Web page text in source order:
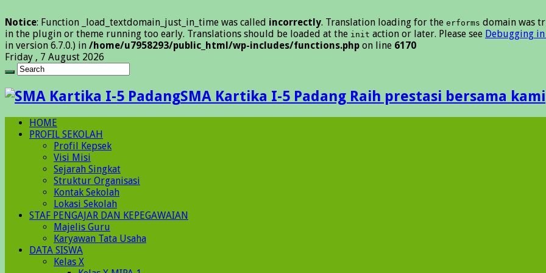
Notice: Function _load_textdomain_just_in_time was called incorrectly. Translation loading for the erforms domain was
in the plugin or theme running too early. Translations should be loaded at the init action or later. Please see Debugging
in version 6.7.0.) in /home/u7958293/public_html/wp-includes/functions.php on line 6170
Friday , 7 August 2026
SMA Kartika I-5 Padang Raih prestasi bersama kami
HOME
PROFIL SEKOLAH
Profil Kepsek
Visi Misi
Sejarah Singkat
Struktur Organisasi
Kontak Sekolah
Lokasi Sekolah
STAF PENGAJAR DAN KEPEGAWAIAN
Majelis Guru
Karyawan Tata Usaha
DATA SISWA
Kelas X